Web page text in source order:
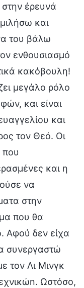
έρευνά
και
του βάλω
ενθουσιασμό
κακόβουλη!
μεγάλο ρόλο
και είναι
και
τον Θεό. Οι
που
και η
να
στην
που θα
Αφού δεν είχα
συνεργαστώ
τον Λι Μινγκ
Ωστόσο,